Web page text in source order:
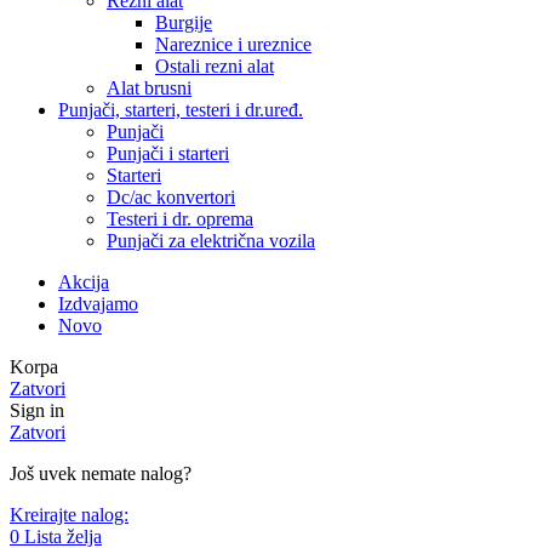
Burgije
Nareznice i ureznice
Ostali rezni alat
Alat brusni
Punjači, starteri, testeri i dr.uređ.
Punjači
Punjači i starteri
Starteri
Dc/ac konvertori
Testeri i dr. oprema
Punjači za električna vozila
Akcija
Izdvajamo
Novo
Korpa
Zatvori
Sign in
Zatvori
Još uvek nemate nalog?
Kreirajte nalog:
0 Lista želja